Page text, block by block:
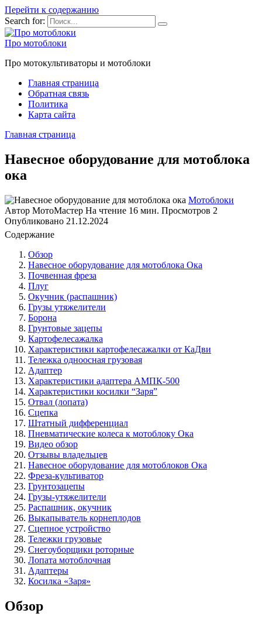
Перейти к содержанию
Search for:
Про мотоблоки
Про мотокультиваторы и мотоблоки
Главная страница
Обратная связь
Политика
Карта сайта
Главная страница
Навесное оборудование для мотоблока
ока
Мотоблоки
Автор МотоМастер На чтение 16 мин. Просмотров 2
Опубликовано 21.12.2024
Содержание
Обзор
Навесное оборудование для мотоблока Ока
Почвенная фреза
Плуг
Окучник (распашник)
Грузы утяжелители
Борона
Грунтовые зацепы
Картофелесажалка
Характеристики картофелесажалки от КаДви
Тележка одноосная грузовая
Адаптер
Характеристики адаптера АМПК-500
Характеристики косилки “Заря”
Отвал (лопата)
Сцепка
Штатный дифференциал
Пневматические колеса к мотоблоку Ока
Видео обзор
Отзывы владельцев
Навесное оборудование для мотоблоков Ока
Фреза-культиватор
Грунтозацепы
Грузы-утяжелители
Распашник, окучник
Выкапыватель корнеплодов
Сцепное устройство
Тележки грузовые
Снегоуборщики роторные
Лопата мотоблочная
Адаптеры
Косилка «Заря»
Обзор